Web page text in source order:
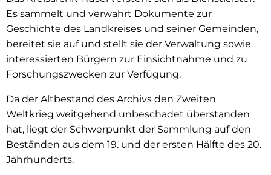
Es sammelt und verwahrt Dokumente zur
Geschichte des Landkreises und seiner Gemeinden,
bereitet sie auf und stellt sie der Verwaltung sowie
interessierten Bürgern zur Einsichtnahme und zu
Forschungszwecken zur Verfügung.
Da der Altbestand des Archivs den Zweiten
Weltkrieg weitgehend unbeschadet überstanden
hat, liegt der Schwerpunkt der Sammlung auf den
Beständen aus dem 19. und der ersten Hälfte des 20.
Jahrhunderts.